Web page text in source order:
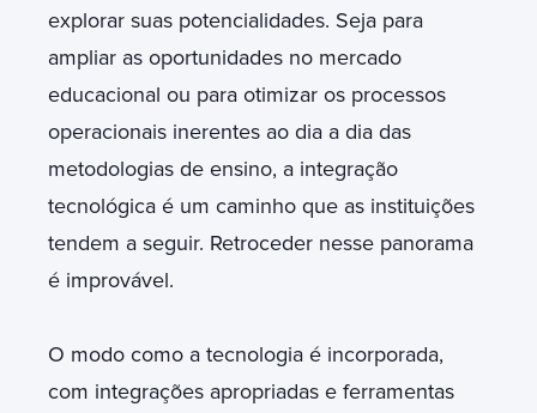
explorar suas potencialidades. Seja para
ampliar as oportunidades no mercado
educacional ou para otimizar os processos
operacionais inerentes ao dia a dia das
metodologias de ensino, a integração
tecnológica é um caminho que as instituições
tendem a seguir. Retroceder nesse panorama
é improvável.
O modo como a tecnologia é incorporada,
com integrações apropriadas e ferramentas